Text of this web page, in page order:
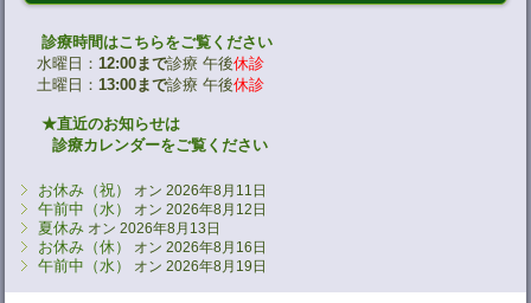
診療時間はこちらをご覧ください
水曜日：12:00まで診療 午後休診
土曜日：13:00まで診療 午後休診
★直近のお知らせは
診療カレンダーをご覧ください
お休み（祝） オン 2026年8月11日
午前中（水） オン 2026年8月12日
夏休み オン 2026年8月13日
お休み（休） オン 2026年8月16日
午前中（水） オン 2026年8月19日